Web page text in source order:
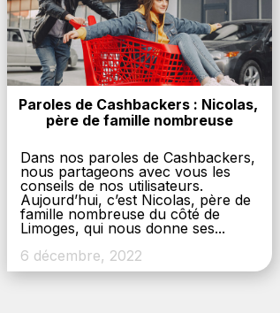
Paroles de Cashbackers : Nicolas,
père de famille nombreuse
Dans nos paroles de Cashbackers,
nous partageons avec vous les
conseils de nos utilisateurs.
Aujourd’hui, c’est Nicolas, père de
famille nombreuse du côté de
Limoges, qui nous donne ses...
6 décembre, 2022